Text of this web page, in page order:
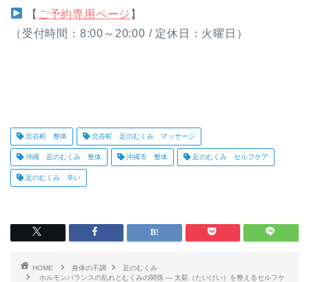
【 ご予約専用ページ 】
（受付時間：8:00～20:00 / 定休日：火曜日）
北谷町 整体 北谷町 足のむくみ マッサージ
沖縄 足のむくみ 整体 沖縄市 整体 足のむくみ セルフケア
足のむくみ 辛い
HOME 身体の不調
足のむくみ
ホルモンバランスの乱れとむくみの関係 ― 太谿（たいけい）を整えるセルフケ